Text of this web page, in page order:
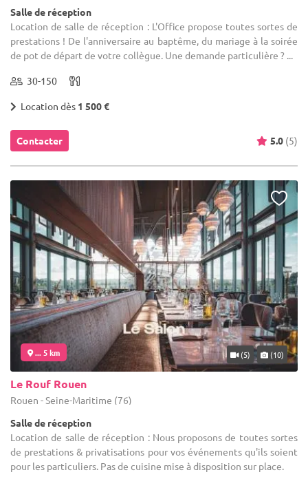
Salle de réception
Location de salle de réception : L'Office propose toutes sortes de
prestations ! De l'anniversaire au baptême, du mariage à la soirée
de pot de départ de votre collègue. Une demande particulière ? ...
30-150
Location dès 1 500 €
Contacter 5.0 (5)
... 5 km (5) (10)
Le Rouf Rouen
Rouen - Seine-Maritime (76)
Salle de réception
Location de salle de réception : Nous proposons de toutes sortes
de prestations & privatisations pour vos événements qu'ils soient
pour les particuliers. Pas de cuisine mise à disposition sur place.